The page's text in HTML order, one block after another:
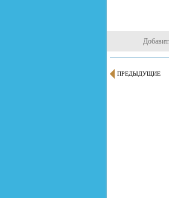
ПРЕДЫДУЩИЕ